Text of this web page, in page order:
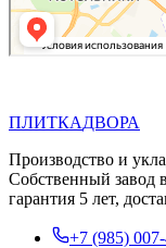
ПЛИТКАДВОРА
Производство и
Собственный завод
гарантия 5 лет,
+7 (985)